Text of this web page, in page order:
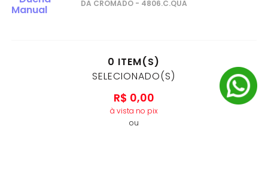
DA CROMADO - 4806.C.QUA
0 ITEM(S)
SELECIONADO(S)
R$ 0,00
à vista no pix
ou